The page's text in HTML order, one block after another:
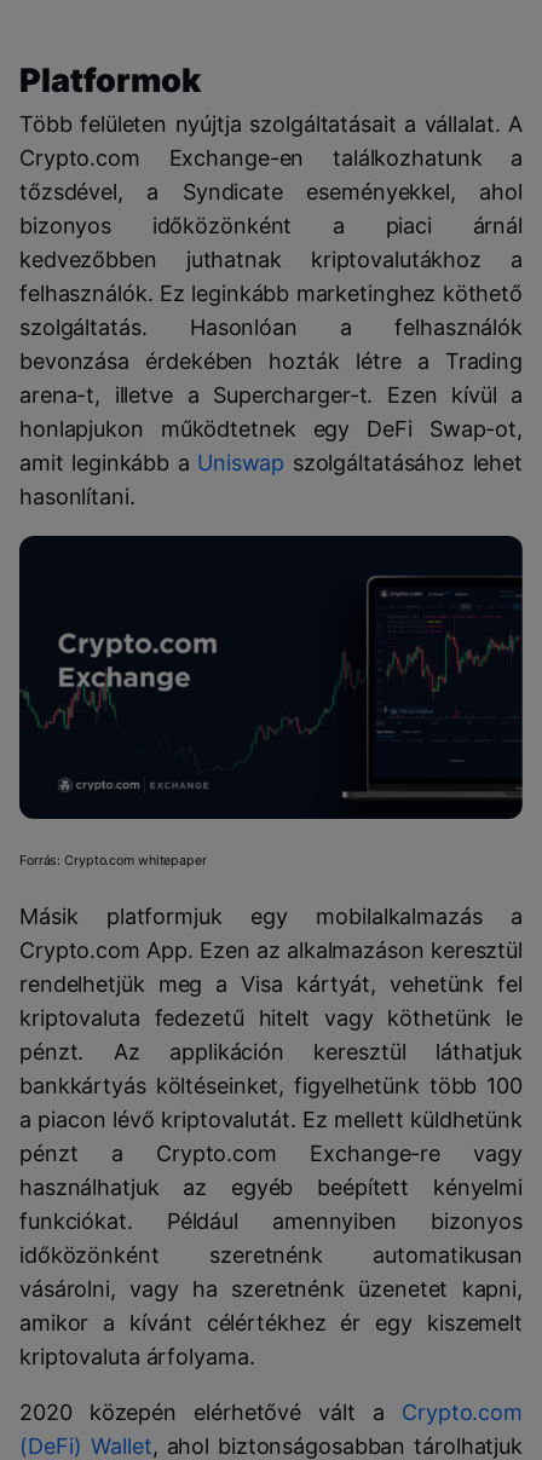
Platformok
Több felületen nyújtja szolgáltatásait a vállalat. A
Crypto.com Exchange-en találkozhatunk a
tőzsdével, a Syndicate eseményekkel, ahol
bizonyos időközönként a piaci árnál
kedvezőbben juthatnak kriptovalutákhoz a
felhasználók. Ez leginkább marketinghez köthető
szolgáltatás. Hasonlóan a felhasználók
bevonzása érdekében hozták létre a Trading
arena-t, illetve a Supercharger-t. Ezen kívül a
honlapjukon működtetnek egy DeFi Swap-ot,
amit leginkább a Uniswap szolgáltatásához lehet
hasonlítani.
Forrás: Crypto.com whitepaper
Másik platformjuk egy mobilalkalmazás a
Crypto.com App. Ezen az alkalmazáson keresztül
rendelhetjük meg a Visa kártyát, vehetünk fel
kriptovaluta fedezetű hitelt vagy köthetünk le
pénzt. Az applikáción keresztül láthatjuk
bankkártyás költéseinket, figyelhetünk több 100
a piacon lévő kriptovalutát. Ez mellett küldhetünk
pénzt a Crypto.com Exchange-re vagy
használhatjuk az egyéb beépített kényelmi
funkciókat. Például amennyiben bizonyos
időközönként szeretnénk automatikusan
vásárolni, vagy ha szeretnénk üzenetet kapni,
amikor a kívánt célértékhez ér egy kiszemelt
kriptovaluta árfolyama.
2020 közepén elérhetővé vált a Crypto.com
(DeFi) Wallet, ahol biztonságosabban tárolhatjuk